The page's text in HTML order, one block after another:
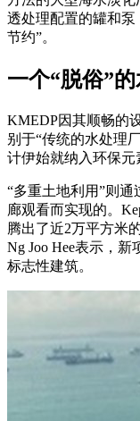
透处理配置的罐和
节约”。
一个“脱俗”
KMEDP因其顺畅的
别于“传统的水处理
计伊始就纳入环保元
“多重土地利用”则
廊观看而实现的。
腾出了近2万平方米
Ng Joo Hee表示，新
标志性建筑。